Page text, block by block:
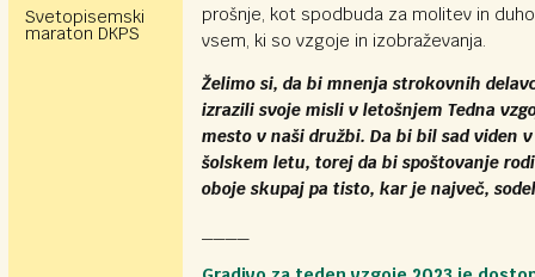
Svetopisemski
maraton DKPS
prošnje, kot spodbuda za molitev in
vsem, ki so vzgoje in izobraževanja.
Želimo si, da bi mnenja strokovnih
izrazili svoje misli v letošnjem Tedna
mesto v naši družbi. Da bi bil sad viden
šolskem letu, torej da bi spoštovanje
oboje skupaj pa tisto, kar je največ,